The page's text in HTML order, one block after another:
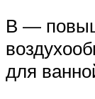
В —
для